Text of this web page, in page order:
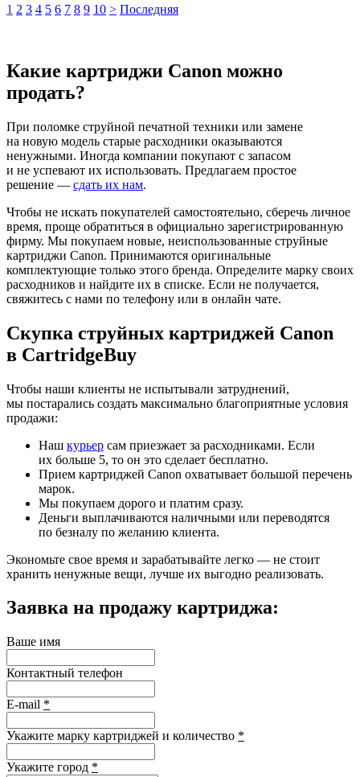
1 2 3 4 5 6 7 8 9 10 > Последняя
Какие картриджи Canon можно
продать?
При поломке струйной печатной техники или замене
на новую модель старые расходники оказываются
ненужными. Иногда компании покупают с запасом
и не успевают их использовать. Предлагаем простое
решение — сдать их нам.
Чтобы не искать покупателей самостоятельно, сберечь личное
время, проще обратиться в официально зарегистрированную
фирму. Мы покупаем новые, неиспользованные струйные
картриджи Canon. Принимаются оригинальные
комплектующие только этого бренда. Определите марку своих
расходников и найдите их в списке. Если не получается,
свяжитесь с нами по телефону или в онлайн чате.
Скупка струйных картриджей Canon
в CartridgeBuy
Чтобы наши клиенты не испытывали затруднений,
мы постарались создать максимально благоприятные условия
продажи:
Наш курьер сам приезжает за расходниками. Если
их больше 5, то он это сделает бесплатно.
Прием картриджей Canon охватывает большой перечень
марок.
Мы покупаем дорого и платим сразу.
Деньги выплачиваются наличными или переводятся
по безналу по желанию клиента.
Экономьте свое время и зарабатывайте легко — не стоит
хранить ненужные вещи, лучше их выгодно реализовать.
Заявка на продажу картриджа:
Ваше имя
Контактный телефон
E-mail *
Укажите марку картриджей и количество *
Укажите город *